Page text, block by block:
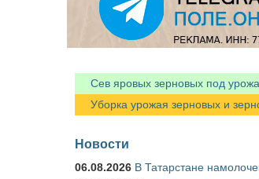
Сев яровых зерновых под
Уборка урожая зерновых и
Новости
06.08.2026 В Татарстане